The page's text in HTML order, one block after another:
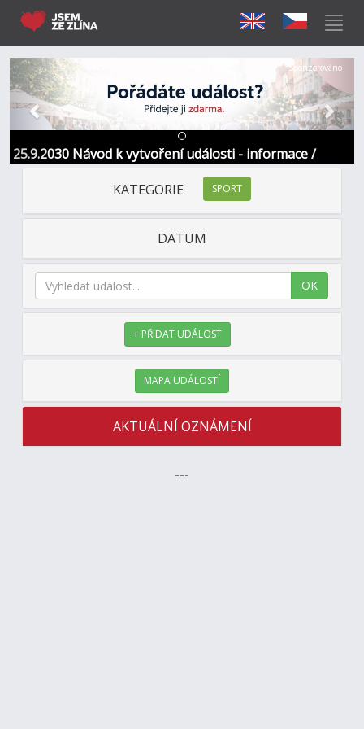
25.9.2030 Návod k vytvoření události - informace /
kontakt
Předchozí Další
Sponzorováno
KATEGORIE SPORT
DATUM
OK
+ PŘIDAT UDÁLOST
MAPA UDÁLOSTÍ
AKTUÁLNÍ OZNÁMENÍ
---